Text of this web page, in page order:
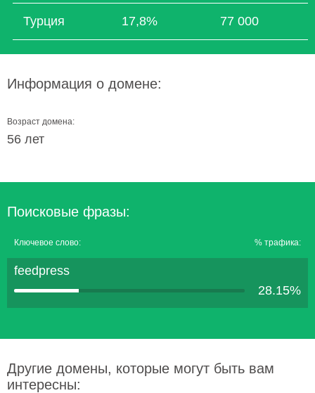
Турция 17,8% 77 000
Информация о домене:
Возраст домена:
56 лет
Поисковые фразы:
Ключевое слово: % трафика:
feedpress
28.15%
Другие домены, которые могут быть вам
интересны: